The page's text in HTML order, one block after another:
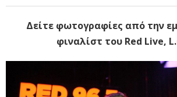
Δείτε φωτογραφίες από την
φιναλίστ του Red Live,